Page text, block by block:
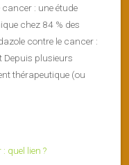
: une étude
chez 84 % des
contre le cancer :
Depuis plusieurs
thérapeutique (ou
quel lien ?